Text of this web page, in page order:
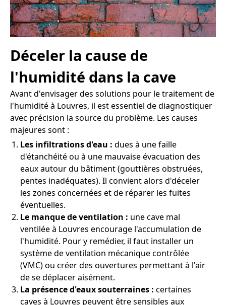
Déceler la cause de
l'humidité dans la cave
Avant d'envisager des solutions pour le traitement de
l'humidité à Louvres, il est essentiel de diagnostiquer
avec précision la source du problème. Les causes
majeures sont :
Les infiltrations d'eau : dues à une faille
d'étanchéité ou à une mauvaise évacuation des
eaux autour du bâtiment (gouttières obstruées,
pentes inadéquates). Il convient alors d'déceler
les zones concernées et de réparer les fuites
éventuelles.
Le manque de ventilation : une cave mal
ventilée à Louvres encourage l'accumulation de
l'humidité. Pour y remédier, il faut installer un
système de ventilation mécanique contrôlée
(VMC) ou créer des ouvertures permettant à l'air
de se déplacer aisément.
La présence d'eaux souterraines : certaines
caves à Louvres peuvent être sensibles aux